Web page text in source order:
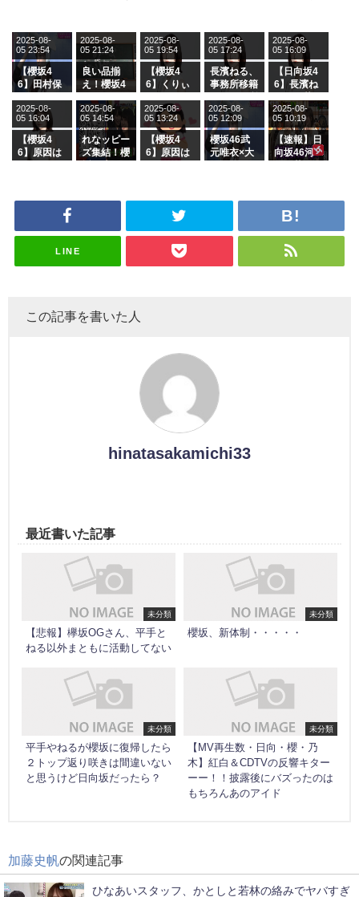
【櫻坂4
6】田村保
ージを脱い
でいた理由
2025-08-
05 23:54
良い品揃
え！櫻坂4
グル『Mak
e or Brea
k』オフィ
シャルグッ
ズ絶賛販売
2025-08-
05 21:24
【櫻坂4
6】くりぃ
の2人を手
玉に取る大
沼晶保【く
りぃむナン
タラ】
2025-08-
05 19:54
長濱ねる、
事務所移籍
属を発表
2025-08-
05 17:24
【日向坂4
6】長濱ね
ら移籍しフ
ラーム所属
に。これで
事務所に所
属している
がこちら
2025-08-
05 16:09
【櫻坂4
6】原因は
ざわつかせ
2025-08-
05 16:04
れなッピー
ズ集結！櫻
「ラヴィッ
スタジオ出
2025-08-
05 14:54
【櫻坂4
6】原因は
ざわつかせ
2025-08-
05 13:24
櫻坂46武
元唯衣×大
さんに恐怖
ナンタラ】
2025-08-
05 12:09
【速報】日
向坂46河
2025-08-
05 10:19
LINE
この記事を書いた人
hinatasakamichi33
最近書いた記事
未分類
【悲報】欅坂OGさん、平手と
ねる以外まともに活動してない
未分類
櫻坂、新体制・・・・・
未分類
平手やねるが櫻坂に復帰したら
２トップ返り咲きは間違いない
と思うけど日向坂だったら？
未分類
【MV再生数・日向・櫻・乃
木】紅白＆CDTVの反響キター
ーー！！披露後にバズったのは
もちろんあのアイド
加藤史帆 の関連記事
ひなあいスタッフ、かとしと若林の絡みでヤバすぎ